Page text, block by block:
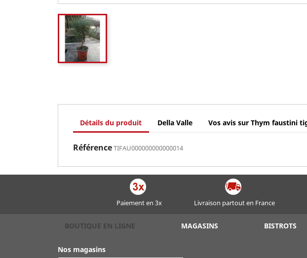
Détails du produit Della Valle Vos avis sur Thym faustini
RéférenceTIFAU000000000000014
Paiement en 3x Livraison partout en France
BOUTIQUE EN LIGNE MAGASINS BISTROTS
Nos magasins